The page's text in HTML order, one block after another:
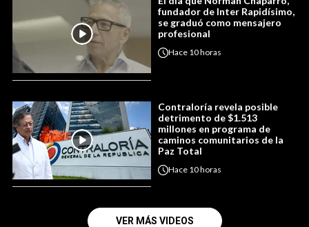
fundador de Inter Rapidísimo,
se graduó como mensajero
profesional
Hace 10 horas
Contraloría revela posible
detrimento de $1.513
millones en programa de
caminos comunitarios de la
Paz Total
Hace 10 horas
VER MÁS VIDEOS